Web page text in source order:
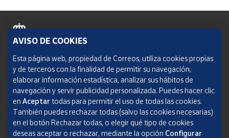
Política de cookies
Aviso legal
Condiciones del servicio
Política de Privacidad Web
AVISO DE COOKIES
Esta página web, propiedad de Correos, utiliza cookies propias
y de terceros con la finalidad de permitir su navegación,
elaborar información estadística, analizar sus hábitos de
navegación y servir publicidad personalizada. Puedes hacer clic
en Aceptar todas para permitir el uso de todas las cookies.
También puedes rechazar todas (salvo las cookies necesarias)
en el botón Rechazar todas, o elegir qué tipo de cookies
deseas aceptar o rechazar, mediante la opción Configurar